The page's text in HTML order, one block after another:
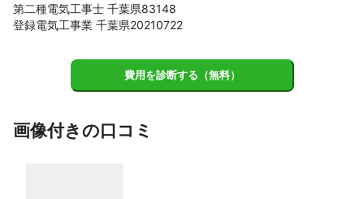
これまでの実績
個人様宅、集合住宅のみならず、大手の法人様などの店舗や市営
アピールポイント
電気が絡めばなんでもできる。をモットーにサービスのご提供さ
扱っております
第二種電気工事士 千葉県83148
登録電気工事業 千葉県20210722
費用を診断する（無料）
画像付きの口コミ